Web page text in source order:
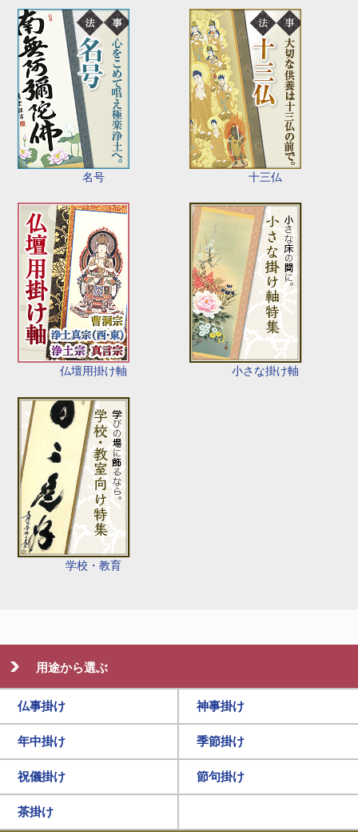
名号 十三仏
仏壇用掛け軸 小さな掛け軸
学校・教育
用途から選ぶ
仏事掛け 神事掛け
年中掛け 季節掛け
祝儀掛け 節句掛け
茶掛け